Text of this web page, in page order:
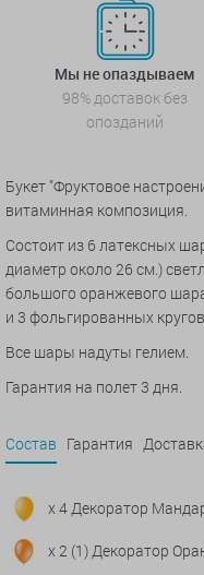
Мы не опаздываем
98% доставок без
опозданий
Букет "Фруктовое
витаминная композиция.
Состоит из 6 латексных
диаметр около 26 см.)
большого оранжевого
и 3 фольгированных
Все шары надуты гелием.
Гарантия на полет 3 дня.
Состав Гарантия
x 4 Декоратор
x 2 (1) Декоратор